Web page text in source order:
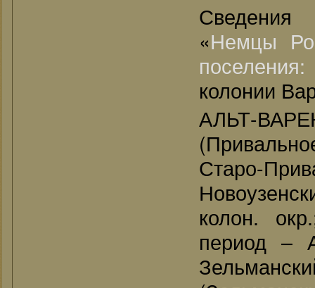
«Немцы
колонии
АЛЬТ-
Старо-
колон.
период –